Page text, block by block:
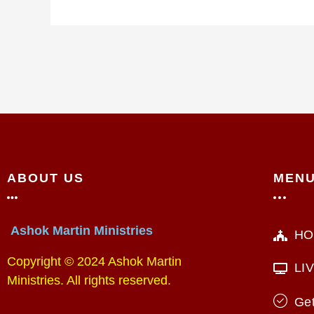
ABOUT US
Ashok Martin Ministries
Copyright © 2024 Ashok Martin
Ministries. All rights reserved.
MENU